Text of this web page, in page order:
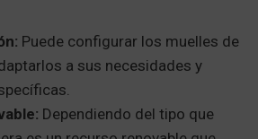
Puede configurar los muelles de
a sus necesidades y
Dependiendo del tipo que